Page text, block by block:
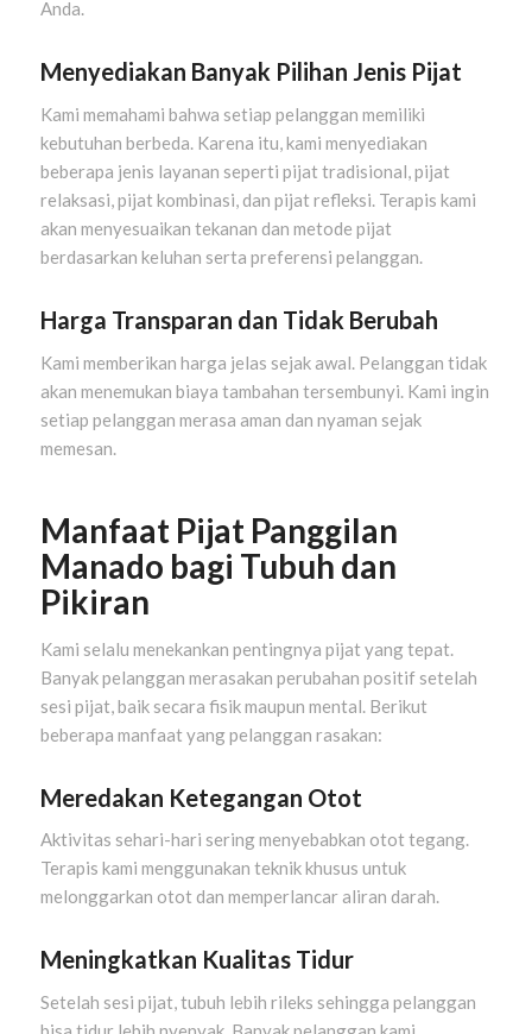
Anda.
Menyediakan Banyak Pilihan Jenis Pijat
Kami memahami bahwa setiap pelanggan memiliki
kebutuhan berbeda. Karena itu, kami menyediakan
beberapa jenis layanan seperti pijat tradisional, pijat
relaksasi, pijat kombinasi, dan pijat refleksi. Terapis kami
akan menyesuaikan tekanan dan metode pijat
berdasarkan keluhan serta preferensi pelanggan.
Harga Transparan dan Tidak Berubah
Kami memberikan harga jelas sejak awal. Pelanggan tidak
akan menemukan biaya tambahan tersembunyi. Kami ingin
setiap pelanggan merasa aman dan nyaman sejak
memesan.
Manfaat Pijat Panggilan
Manado bagi Tubuh dan
Pikiran
Kami selalu menekankan pentingnya pijat yang tepat.
Banyak pelanggan merasakan perubahan positif setelah
sesi pijat, baik secara fisik maupun mental. Berikut
beberapa manfaat yang pelanggan rasakan:
Meredakan Ketegangan Otot
Aktivitas sehari-hari sering menyebabkan otot tegang.
Terapis kami menggunakan teknik khusus untuk
melonggarkan otot dan memperlancar aliran darah.
Meningkatkan Kualitas Tidur
Setelah sesi pijat, tubuh lebih rileks sehingga pelanggan